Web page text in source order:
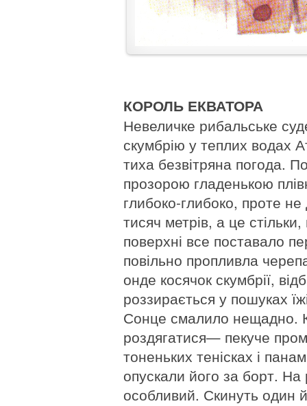
КОРОЛЬ ЕКВАТОРА
Невеличке рибальське
скумбрію у теплих водах
тиха безвітряна погода.
прозорою гладенькою
глибоко-глибоко, проте
тисяч метрів, а це
поверхні все поставало
повільно пропливла
онде косячок скумбрії,
роззирається у пошуках
Сонце смалило нещадно.
роздягатися— пекуче
тоненьких тенісках і
опускали його за борт.
особливий. Скинуть один